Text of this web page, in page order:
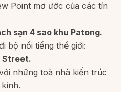
Point mơ ước của các tín
sạn 4 sao khu Patong.
bộ nổi tiếng thế giới:
Street.
những toà nhà kiến trúc